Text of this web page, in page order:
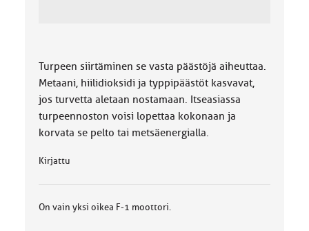
Turpeen siirtäminen se vasta päästöjä aiheuttaa.
Metaani, hiilidioksidi ja typpipäästöt kasvavat,
jos turvetta aletaan nostamaan. Itseasiassa
turpeennoston voisi lopettaa kokonaan ja
korvata se pelto tai metsäenergialla.
Kirjattu
On vain yksi oikea F-1 moottori.